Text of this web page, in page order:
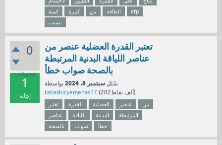
كمية
كبيرة من الطاقة
atp
بسبب
0
تصويتات
1
إجابة
تعتبر القدرة العضلية عنصر من
عناصر اللياقة البدنية المرتبطة
بالصحة صواب خطأ
سُئل سبتمبر 8، 2024
بواسطة
tabashiryemenas17 ( 202ألف نقاط)
تعتبر القدرة العضلية عنصر
من
عناصر
اللياقة البدنية
المرتبطة
بالصحة
صواب خطأ